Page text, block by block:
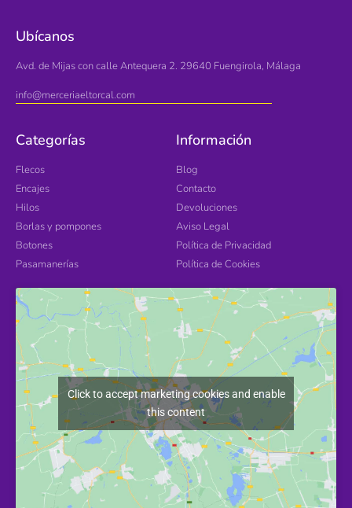
Ubícanos
Avd. de Mijas con calle Antequera 2. 29640 Fuengirola, Málaga
info@merceriaeltorcal.com
Categorías
Flecos
Encajes
Hilos
Borlas y pompones
Botones
Pasamanerías
Información
Blog
Contacto
Devoluciones
Aviso Legal
Política de Privacidad
Política de Cookies
Click to accept marketing cookies and enable
this content